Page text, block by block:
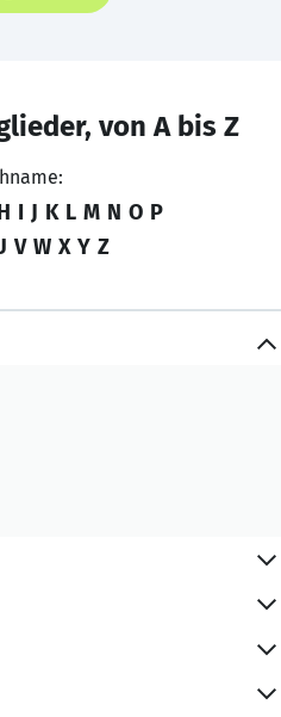
von A bis Z
I J K L M N O P
V W X Y Z